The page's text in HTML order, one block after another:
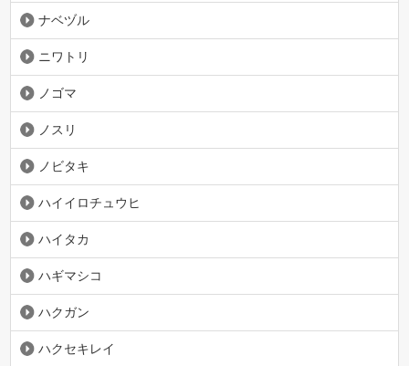
ナベヅル
ニワトリ
ノゴマ
ノスリ
ノビタキ
ハイイロチュウヒ
ハイタカ
ハギマシコ
ハクガン
ハクセキレイ